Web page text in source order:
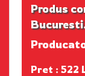
Produs
Pret : 522